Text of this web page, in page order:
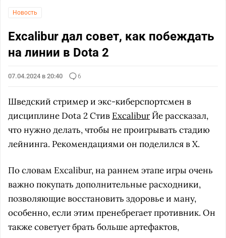
Новость
Excalibur дал совет, как побеждать
на линии в Dota 2
07.04.2024 в 20:40 6
Шведский стример и экс-киберспортсмен в
дисциплине Dota 2 Стив ExcaliburЙе рассказал,
что нужно делать, чтобы не проигрывать стадию
лейнинга. Рекомендациями он поделился в X.
По словам Excalibur, на раннем этапе игры очень
важно покупать дополнительные расходники,
позволяющие восстановить здоровье и ману,
особенно, если этим пренебрегает противник. Он
также советует брать больше артефактов,